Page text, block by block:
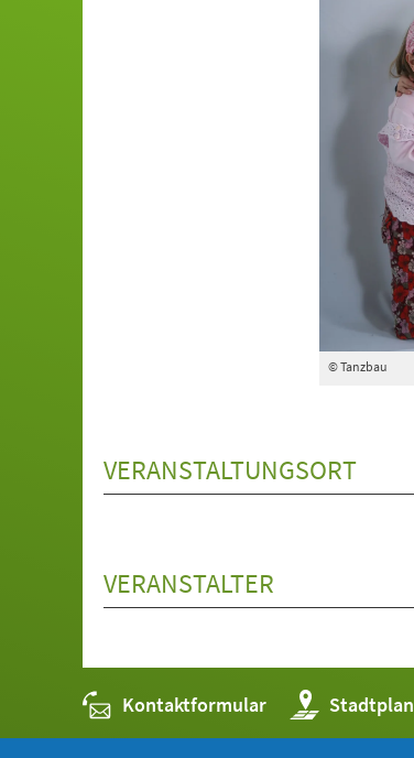
© Tanzbau
VERANSTALTUNGSORT
VERANSTALTER
Kontaktformular Stadtplan
(Öffnet
in
einem